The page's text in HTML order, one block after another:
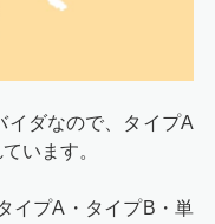
イダなので、タイプA
います。
イプA・タイプB・単